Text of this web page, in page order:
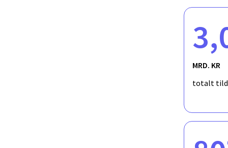
MRD. KR
totalt